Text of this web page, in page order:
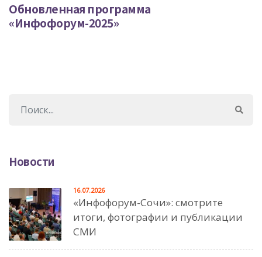
Обновленная программа
«Инфофорум-2025»
Новости
«Инфофорум-Сочи»: смотрите
итоги, фотографии и публикации
СМИ
16.07.2026